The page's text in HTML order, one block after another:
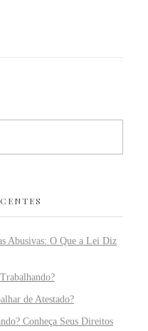
Abusivas: O Que a Lei Diz
de Atestado?
Conheça Seus Direitos